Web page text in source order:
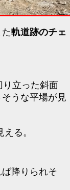
軌道跡のチェ
立った斜面
うな平場が見
る。
降りられそ